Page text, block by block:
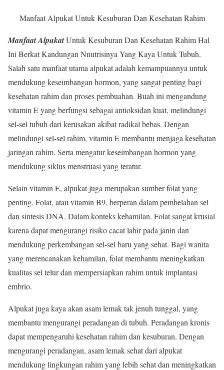
Manfaat Alpukat Untuk Kesuburan Dan Kesehatan Rahim
Manfaat AlpukatUntuk Kesuburan Dan Kesehatan Rahim Hal
Ini Berkat Kandungan Nnutrisinya Yang Kaya Untuk Tubuh.
Salah satu manfaat utama alpukat adalah kemampuannya untuk
mendukung keseimbangan hormon, yang sangat penting bagi
kesehatan rahim dan proses pembuahan. Buah ini mengandung
vitamin E yang berfungsi sebagai antioksidan kuat, melindungi
sel-sel tubuh dari kerusakan akibat radikal bebas. Dengan
melindungi sel-sel rahim, vitamin E membantu menjaga kesehatan
jaringan rahim. Serta mengatur keseimbangan hormon yang
mendukung siklus menstruasi yang teratur.
Selain vitamin E, alpukat juga merupakan sumber folat yang
penting. Folat, atau vitamin B9, berperan dalam pembelahan sel
dan sintesis DNA. Dalam konteks kehamilan. Folat sangat krusial
karena dapat mengurangi risiko cacat lahir pada janin dan
mendukung perkembangan sel-sel baru yang sehat. Bagi wanita
yang merencanakan kehamilan, folat membantu meningkatkan
kualitas sel telur dan mempersiapkan rahim untuk implantasi
embrio.
Alpukat juga kaya akan asam lemak tak jenuh tunggal, yang
membantu mengurangi peradangan di tubuh. Peradangan kronis
dapat mempengaruhi kesehatan rahim dan kesuburan. Dengan
mengurangi peradangan, asam lemak sehat dari alpukat
mendukung lingkungan rahim yang lebih sehat dan meningkatkan